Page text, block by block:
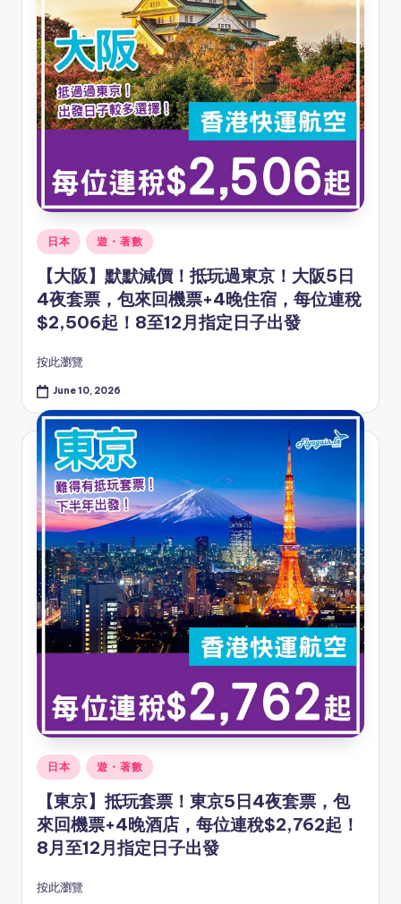
Posted
in
日本 遊・著數
【大阪】默默減價！抵玩過東京！大阪5日
4夜套票，包來回機票+4晚住宿，每位連稅
$2,506起！8至12月指定日子出發
按此瀏覽
June 10, 2026
Posted
in
日本 遊・著數
【東京】抵玩套票！東京5日4夜套票，包
來回機票+4晚酒店，每位連稅$2,762起！
8月至12月指定日子出發
按此瀏覽